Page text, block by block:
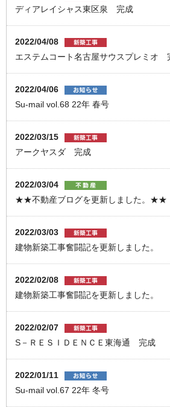
ディアレイシャス東区泉 完成
2022/04/08
エステムコート名古屋サウスプレミオ
2022/04/06
Su-mail vol.68 22年 春号
2022/03/15
アークヤスダ 完成
2022/03/04
★★不動産ブログを更新しました。★★
2022/03/03
建物新築工事奮闘記を更新しました。
2022/02/08
建物新築工事奮闘記を更新しました。
2022/02/07
S－ＲＥＳＩＤＥＮＣＥ東海通 完成
2022/01/11
Su-mail vol.67 22年 冬号